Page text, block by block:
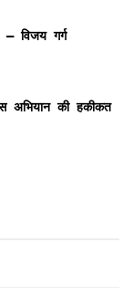
विजय गर्ग
अभियान की हकीकत